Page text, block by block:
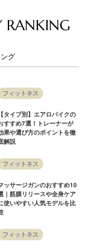
RANKING
グ
フィットネス
【タイプ別】エアロバイクの
すすめ7選！トレーナーが
果や選び方のポイントを徹
解説
フィットネス
ッサージガンのおすすめ10
｜筋膜リリースや全身ケア
使いやすい人気モデルを比
フィットネス